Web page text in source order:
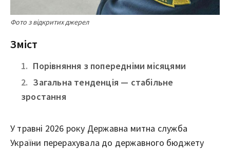
Фото з відкритих джерел
Зміст
Порівняння з попередніми місяцями
Загальна тенденція — стабільне
зростання
У травні 2026 року Державна митна служба
України перерахувала до державного бюджету